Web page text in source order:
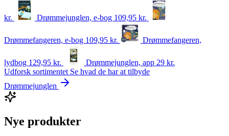
kr. Drømmejunglen, e-bog 109,95 kr.
Drømmefangeren, e-bog 109,95 kr. Drømmefangeren,
lydbog 129,95 kr. Drømmejunglen, app 29 kr.
Udforsk sortimentet Se hvad de har at tilbyde
Drømmejunglen
Nye produkter